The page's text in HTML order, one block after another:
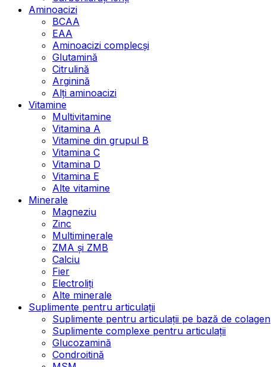
Aminoacizi
BCAA
EAA
Aminoacizi complecși
Glutamină
Citrulină
Arginină
Alți aminoacizi
Vitamine
Multivitamine
Vitamina A
Vitamine din grupul B
Vitamina C
Vitamina D
Vitamina E
Alte vitamine
Minerale
Magneziu
Zinc
Multiminerale
ZMA și ZMB
Calciu
Fier
Electroliți
Alte minerale
Suplimente pentru articulații
Suplimente pentru articulații pe bază de colagen
Suplimente complexe pentru articulații
Glucozamină
Condroitină